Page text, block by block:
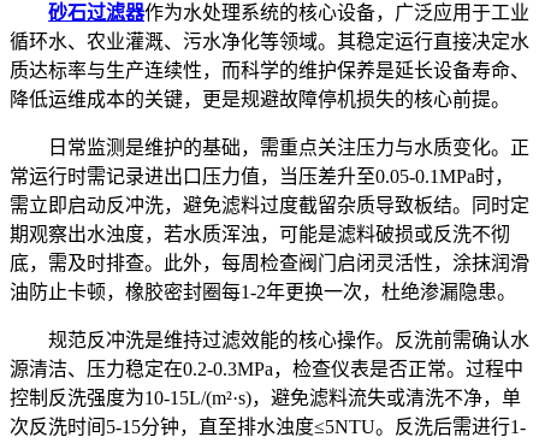
砂石过滤器作为水处理系统的核心设备，广泛应用于工业
循环水、农业灌溉、污水净化等领域。其稳定运行直接决定水
质达标率与生产连续性，而科学的维护保养是延长设备寿命、
降低运维成本的关键，更是规避故障停机损失的核心前提。
日常监测是维护的基础，需重点关注压力与水质变化。正
常运行时需记录进出口压力值，当压差升至0.05-0.1MPa时，
需立即启动反冲洗，避免滤料过度截留杂质导致板结。同时定
期观察出水浊度，若水质浑浊，可能是滤料破损或反洗不彻
底，需及时排查。此外，每周检查阀门启闭灵活性，涂抹润滑
油防止卡顿，橡胶密封圈每1-2年更换一次，杜绝渗漏隐患。
规范反冲洗是维持过滤效能的核心操作。反洗前需确认水
源清洁、压力稳定在0.2-0.3MPa，检查仪表是否正常。过程中
控制反洗强度为10-15L/(m²·s)，避免滤料流失或清洗不净，单
次反洗时间5-15分钟，直至排水浊度≤5NTU。反洗后需进行1-